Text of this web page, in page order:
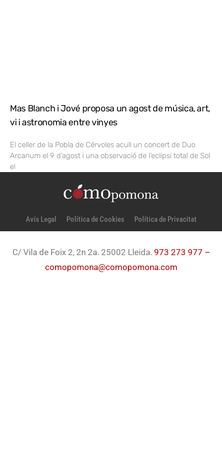
Mas Blanch i Jové proposa un agost de música, art,
vi i astronomia entre vinyes
El celler de la Pobla de Cérvoles acull un concert de Duo
Arcanum el 9 d’agost i una observació de l’eclipsi total de Sol
el
Avís Legal Política de Cookies Política de Privacitat
C/ Vila de Foix 2, 2n 2a. 25002 Lleida. 973 273 977 –
comopomona@comopomona.com